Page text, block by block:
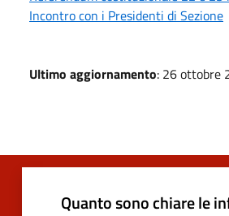
Incontro con i Presidenti di Sezione
Ultimo aggiornamento: 26 ottobre
Quanto sono chiare le